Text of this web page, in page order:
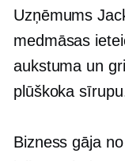
Uzņēmums
medmāsas
aukstuma un
plūškoka
Bizness gāja